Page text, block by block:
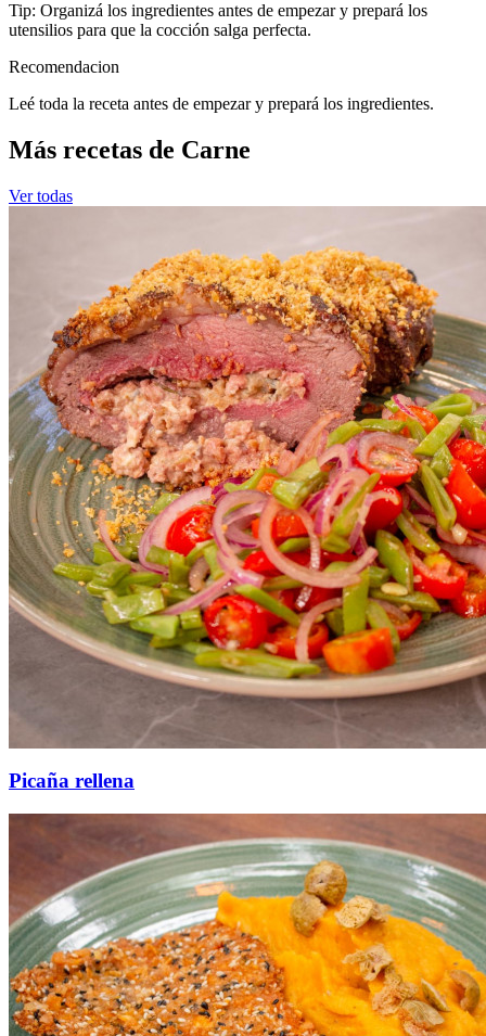
Tip: Organizá los ingredientes antes de empezar y prepará los
utensilios para que la cocción salga perfecta.
Recomendacion
Leé toda la receta antes de empezar y prepará los ingredientes.
Más recetas de Carne
Ver todas
Picaña rellena